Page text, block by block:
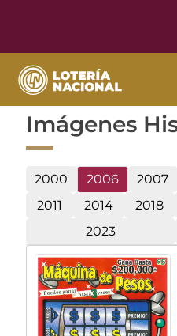
Imágenes
2000 2006 2007
2011
2014 2018
2023